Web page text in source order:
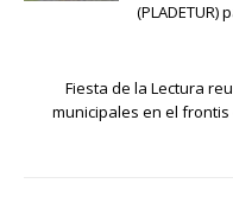
Fiesta de la Lectura
municipales en el